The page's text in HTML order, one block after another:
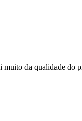
da qualidade do